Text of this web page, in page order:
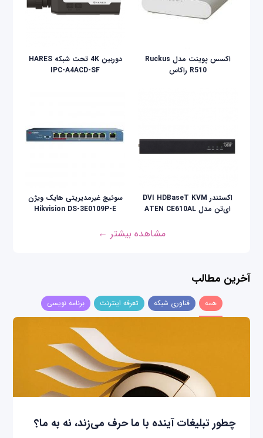
اکسس پوینت مدل Ruckus
R510 راکاس
دوربین 4K تحت شبکه HARES
IPC-A4ACD-SF
اکستندر DVI HDBaseT KVM
ای‌تن مدل ATEN CE610AL
سوئیچ غیرمدیریتی هایک ویژن
Hikvision DS-3E0109P-E
مشاهده بیشتر ←
آخرین مطالب
همه فناوری شبکه تعرفه اینترنت برنامه نویسی
چطور تبلیغات آینده با ما حرف می‌زند، نه به ما؟